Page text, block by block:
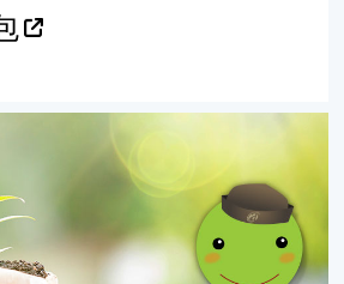
？創意黃金鵝油蔥，打造記憶中難忘